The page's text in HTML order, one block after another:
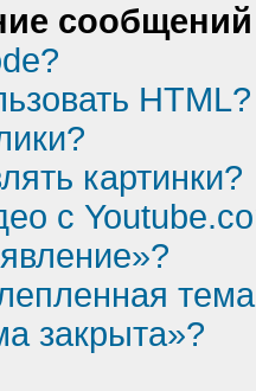
HTML?
картинки?
с
закрыта»?